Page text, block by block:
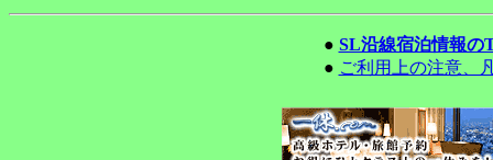
● SL沿線宿泊情報の
● ご利用上の注意、